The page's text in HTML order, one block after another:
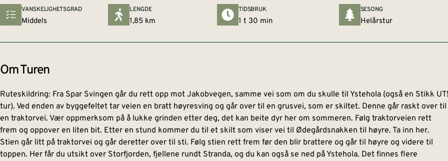
VANSKELIGHETSGRAD
Middels
LENGDE
1,85 km
TIDSBRUK
1 t 30 min
SESONG
Helårstur
Om Turen
Ruteskildring: Fra Spar Svingen går du rett opp mot Jakobvegen, samme vei som om du skulle til Ystehola (også en Stikk UT!
tur). Ved enden av byggefeltet tar veien en bratt høyresving og går over til en grusvei, som er skiltet. Denne går raskt over til
en traktorvei. Vær oppmerksom på å lukke grinden etter deg, det kan beite dyr her om sommeren. Følg traktorveien rett
frem og oppover en liten bit. Etter en stund kommer du til et skilt som viser vei til Ødegårdsnakken til høyre. Ta inn her.
Stien går litt på traktorvei og går deretter over til sti. Følg stien rett frem før den blir brattere og går til høyre og videre til
toppen. Her får du utsikt over Storfjorden, fjellene rundt Stranda, og du kan også se ned på Ystehola. Det finnes flere